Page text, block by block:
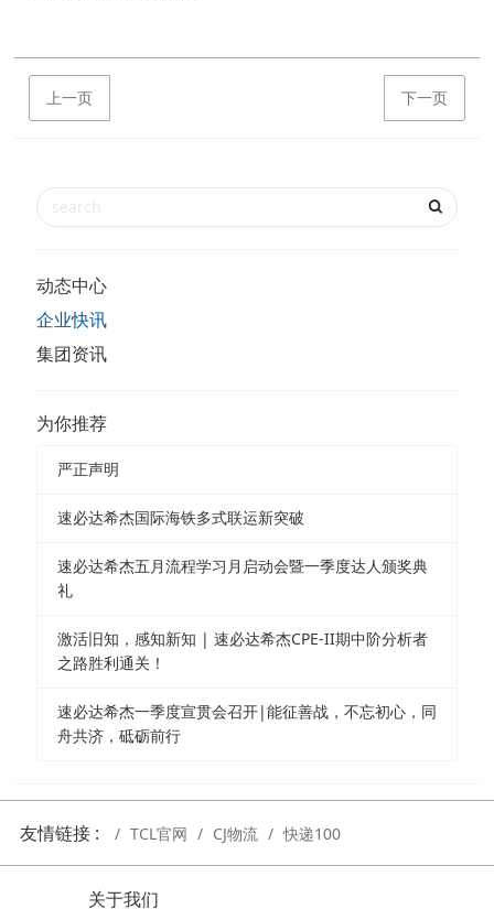
上一页 下一页
动态中心
企业快讯
集团资讯
为你推荐
严正声明
速必达希杰国际海铁多式联运新突破
速必达希杰五月流程学习月启动会暨一季度达人颁奖典
礼
激活旧知，感知新知 | 速必达希杰CPE-II期中阶分析者
之路胜利通关！
速必达希杰一季度宣贯会召开|能征善战，不忘初心，同
舟共济，砥砺前行
友情链接 : TCL官网 CJ物流 快递100
关于我们